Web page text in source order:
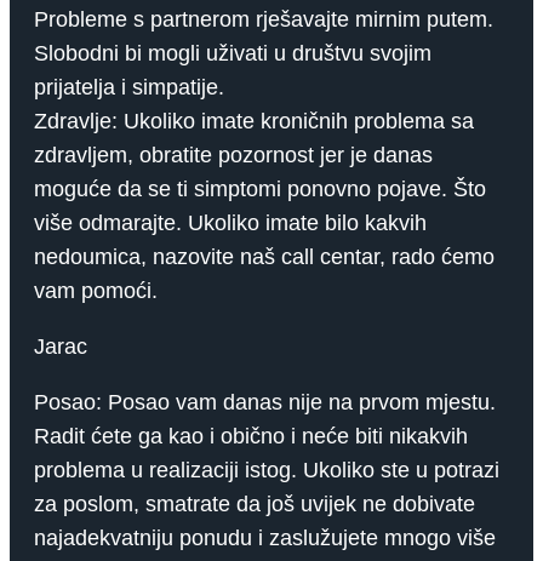
Probleme s partnerom rješavajte mirnim putem.
Slobodni bi mogli uživati ​​u društvu svojim
prijatelja i simpatije.
Zdravlje: Ukoliko imate kroničnih problema sa
zdravljem, obratite pozornost jer je danas
moguće da se ti simptomi ponovno pojave. Što
više odmarajte. Ukoliko imate bilo kakvih
nedoumica, nazovite naš call centar, rado ćemo
vam pomoći.
Jarac
Posao: Posao vam danas nije na prvom mjestu.
Radit ćete ga kao i obično i neće biti nikakvih
problema u realizaciji istog. Ukoliko ste u potrazi
za poslom, smatrate da još uvijek ne dobivate
najadekvatniju ponudu i zaslužujete mnogo više